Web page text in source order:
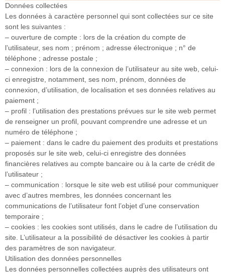
Données collectées
Les données à caractère personnel qui sont collectées sur ce site
sont les suivantes :
– ouverture de compte : lors de la création du compte de
l’utilisateur, ses nom ; prénom ; adresse électronique ; n° de
téléphone ; adresse postale ;
– connexion : lors de la connexion de l’utilisateur au site web, celui-
ci enregistre, notamment, ses nom, prénom, données de
connexion, d’utilisation, de localisation et ses données relatives au
paiement ;
– profil : l’utilisation des prestations prévues sur le site web permet
de renseigner un profil, pouvant comprendre une adresse et un
numéro de téléphone ;
– paiement : dans le cadre du paiement des produits et prestations
proposés sur le site web, celui-ci enregistre des données
financières relatives au compte bancaire ou à la carte de crédit de
l’utilisateur ;
– communication : lorsque le site web est utilisé pour communiquer
avec d’autres membres, les données concernant les
communications de l’utilisateur font l’objet d’une conservation
temporaire ;
– cookies : les cookies sont utilisés, dans le cadre de l’utilisation du
site. L’utilisateur a la possibilité de désactiver les cookies à partir
des paramètres de son navigateur.
Utilisation des données personnelles
Les données personnelles collectées auprès des utilisateurs ont